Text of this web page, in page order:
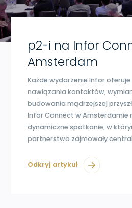
p2-i na Infor
Amsterdam
Każde wydarzenie Infor
nawiązania kontaktów,
budowania mądrzejszej
Infor Connect w Amsterdamie
dynamiczne spotkanie, w
partnerstwo zajmowały
Odkryj artykuł